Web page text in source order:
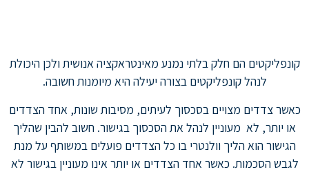
קונפליקטים הם חלק בלתי נמנע מאינטראקציה אנושית ולכן היכולת
לנהל קונפליקטים בצורה יעילה היא מיומנות חשובה.
כאשר צדדים מצויים בסכסוך לעיתים, מסיבות שונות, אחד הצדדים
או יותר, לא מעוניין לנהל את הסכסוך בגישור. חשוב להבין שהליך
הגישור הוא הליך וולנטרי בו כל הצדדים פועלים במשותף על מנת
לגבש הסכמות. כאשר אחד הצדדים או יותר אינו מעוניין בגישור לא